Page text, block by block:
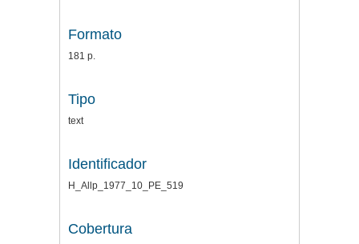
Formato
181 p.
Tipo
text
Identificador
H_Allp_1977_10_PE_519
Cobertura